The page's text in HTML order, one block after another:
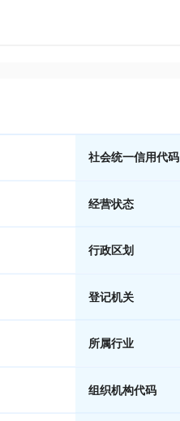
社会统一信用代码
经营状态
行政区划
登记机关
所属行业
组织机构代码